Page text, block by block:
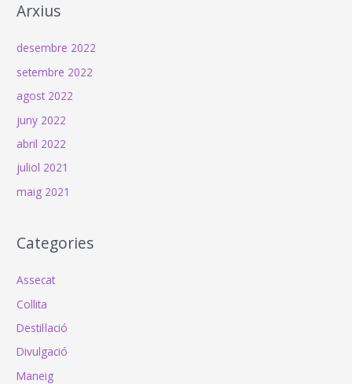
Arxius
desembre 2022
setembre 2022
agost 2022
juny 2022
abril 2022
juliol 2021
maig 2021
Categories
Assecat
Collita
Destil·lació
Divulgació
Maneig